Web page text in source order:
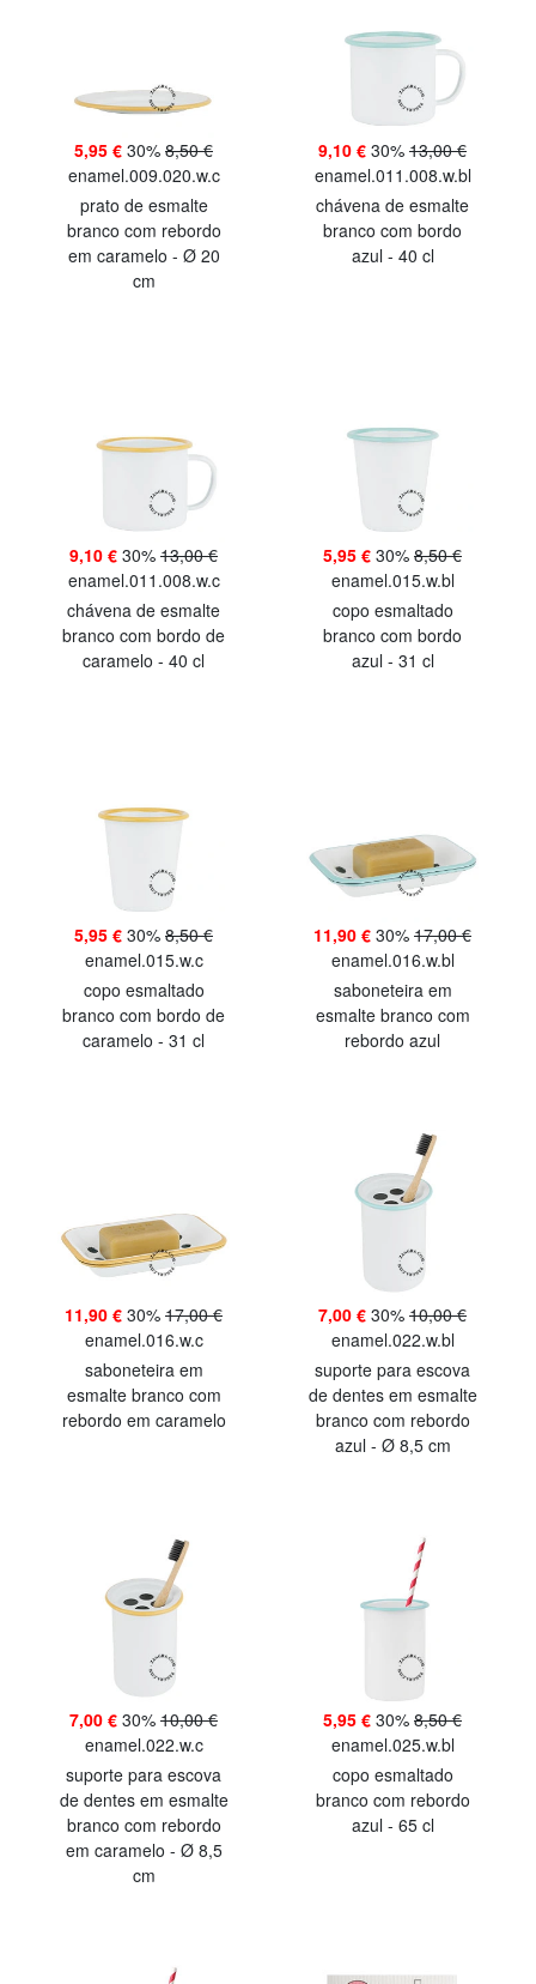
5,95 € 30% 8,50 €
enamel.009.020.w.c
prato de esmalte
branco com rebordo
em caramelo - Ø 20
cm
9,10 € 30% 13,00 €
enamel.011.008.w.bl
chávena de esmalte
branco com bordo
azul - 40 cl
9,10 € 30% 13,00 €
enamel.011.008.w.c
chávena de esmalte
branco com bordo de
caramelo - 40 cl
5,95 € 30% 8,50 €
enamel.015.w.bl
copo esmaltado
branco com bordo
azul - 31 cl
5,95 € 30% 8,50 €
enamel.015.w.c
copo esmaltado
branco com bordo de
caramelo - 31 cl
11,90 € 30% 17,00 €
enamel.016.w.bl
saboneteira em
esmalte branco com
rebordo azul
11,90 € 30% 17,00 €
enamel.016.w.c
saboneteira em
esmalte branco com
rebordo em caramelo
7,00 € 30% 10,00 €
enamel.022.w.bl
suporte para escova
de dentes em esmalte
branco com rebordo
azul - Ø 8,5 cm
7,00 € 30% 10,00 €
enamel.022.w.c
suporte para escova
de dentes em esmalte
branco com rebordo
em caramelo - Ø 8,5
cm
5,95 € 30% 8,50 €
enamel.025.w.bl
copo esmaltado
branco com rebordo
azul - 65 cl